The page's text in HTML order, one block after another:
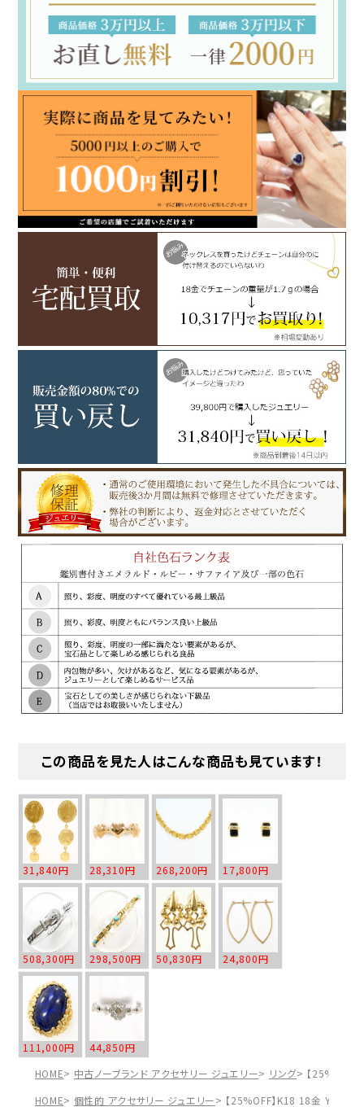
この商品を見た人はこんな商品も見ています！
31,840円 28,310円 268,200円 17,800円
508,300円 298,500円 50,830円 24,800円
111,000円
44,850円
HOME
中古ノーブランド アクセサリー ジュエリー リング
【25%OFF
HOME
個性的 アクセサリー ジュエリー 【25%OFF】K18 18金 YG イ